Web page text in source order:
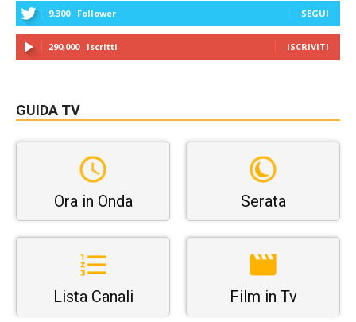
9,300 Follower SEGUI
290,000 Iscritti ISCRIVITI
GUIDA TV
Ora in Onda Serata
Lista Canali Film in Tv